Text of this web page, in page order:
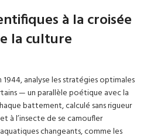
à la croisée
la culture
analyse les stratégies optimales
— un parallèle poétique avec la
battement, calculé sans rigueur
à l’insecte de se camoufler
changeants, comme les